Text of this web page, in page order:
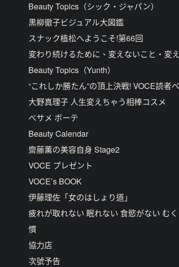
Beauty Topics（シック・ジャパン）
黒柳徹子ビジュアル大図鑑
スナック植松へようこそ!第66回
変わり続けるために、変えないこと・変
Beauty Topics（Yunth）
“これしか勝たん”の頂上決戦! VOCE読者
大野真理子 人生変えちゃう相棒コスメ
べサメ ボーテ
Beauty Calendar
齋藤薫の美容自身 Stage2
VOCE プレゼント
VOCE’s BOOK
伊藤理佐「女のはしょり道」
疲れが取れない 眠れない 食慾がない む
慣
協力店
次號予告